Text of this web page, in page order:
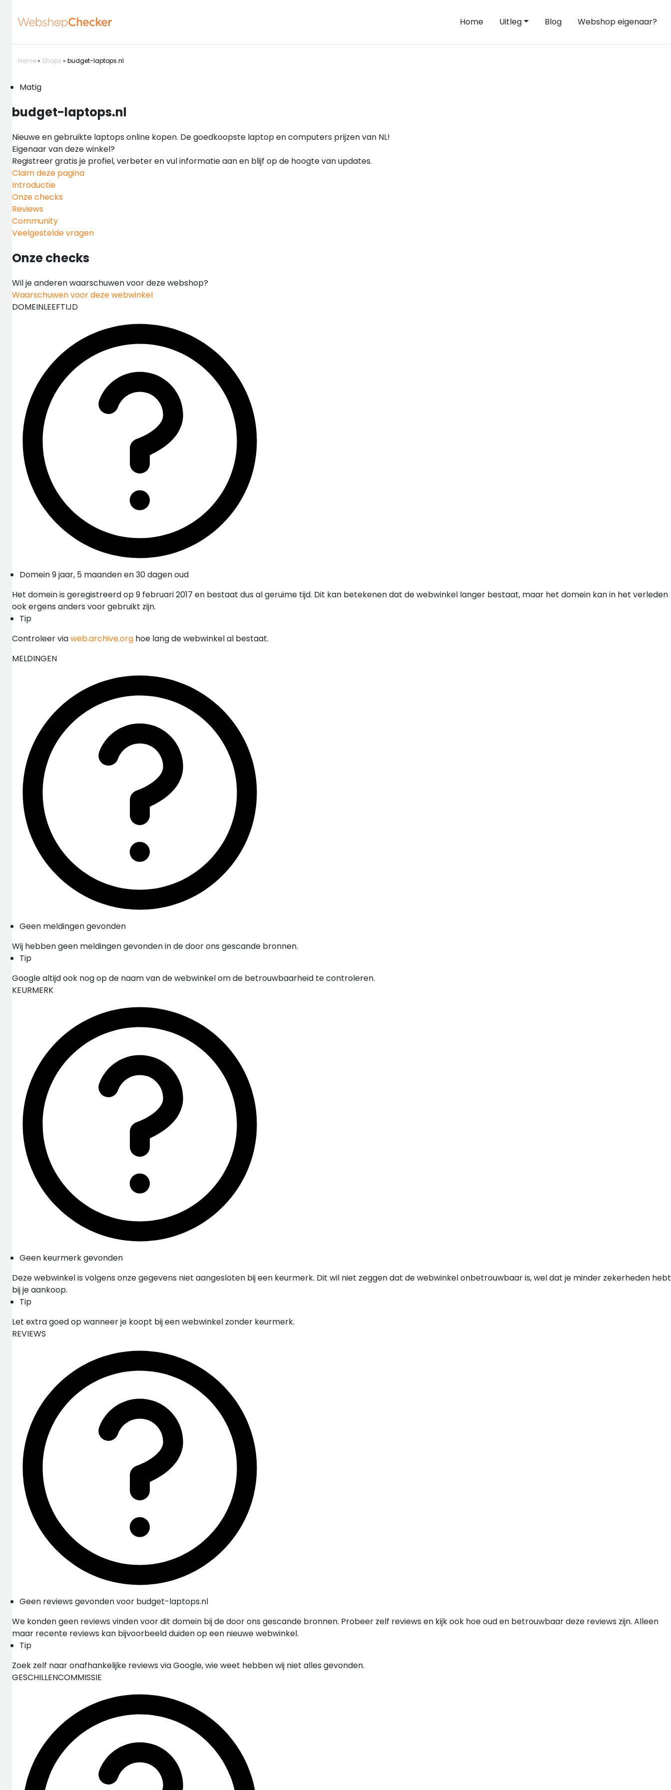
Home Uitleg Blog Webshop eigenaar?
Home» Shops » budget-laptops.nl
Matig
budget-laptops.nl
Nieuwe en gebruikte laptops online kopen. De goedkoopste laptop en computers prijzen van NL!
Eigenaar van deze winkel?
Registreer gratis je profiel, verbeter en vul informatie aan en blijf op de hoogte van updates.
Claim deze pagina
Introductie
Onze checks
Reviews
Community
Veelgestelde vragen
Onze checks
Wil je anderen waarschuwen voor deze webshop?
Waarschuwen voor deze webwinkel
DOMEINLEEFTIJD
Domein 9 jaar, 5 maanden en 30 dagen oud
Het domein is geregistreerd op 9 februari 2017 en bestaat dus al geruime tijd. Dit kan betekenen dat de webwinkel langer bestaat, maar het domein kan in het verleden
ook ergens anders voor gebruikt zijn.
Tip
Controleer viaweb.archive.org hoe lang de webwinkel al bestaat.
MELDINGEN
Geen meldingen gevonden
Wij hebben geen meldingen gevonden in de door ons gescande bronnen.
Tip
Google altijd ook nog op de naam van de webwinkel om de betrouwbaarheid te controleren.
KEURMERK
Geen keurmerk gevonden
Deze webwinkel is volgens onze gegevens niet aangesloten bij een keurmerk. Dit wil niet zeggen dat de webwinkel onbetrouwbaar is, wel dat je minder zekerheden hebt
bij je aankoop.
Tip
Let extra goed op wanneer je koopt bij een webwinkel zonder keurmerk.
REVIEWS
Geen reviews gevonden voor budget-laptops.nl
We konden geen reviews vinden voor dit domein bij de door ons gescande bronnen. Probeer zelf reviews en kijk ook hoe oud en betrouwbaar deze reviews zijn. Alleen
maar recente reviews kan bijvoorbeeld duiden op een nieuwe webwinkel.
Tip
Zoek zelf naar onafhankelijke reviews via Google, wie weet hebben wij niet alles gevonden.
GESCHILLENCOMMISSIE